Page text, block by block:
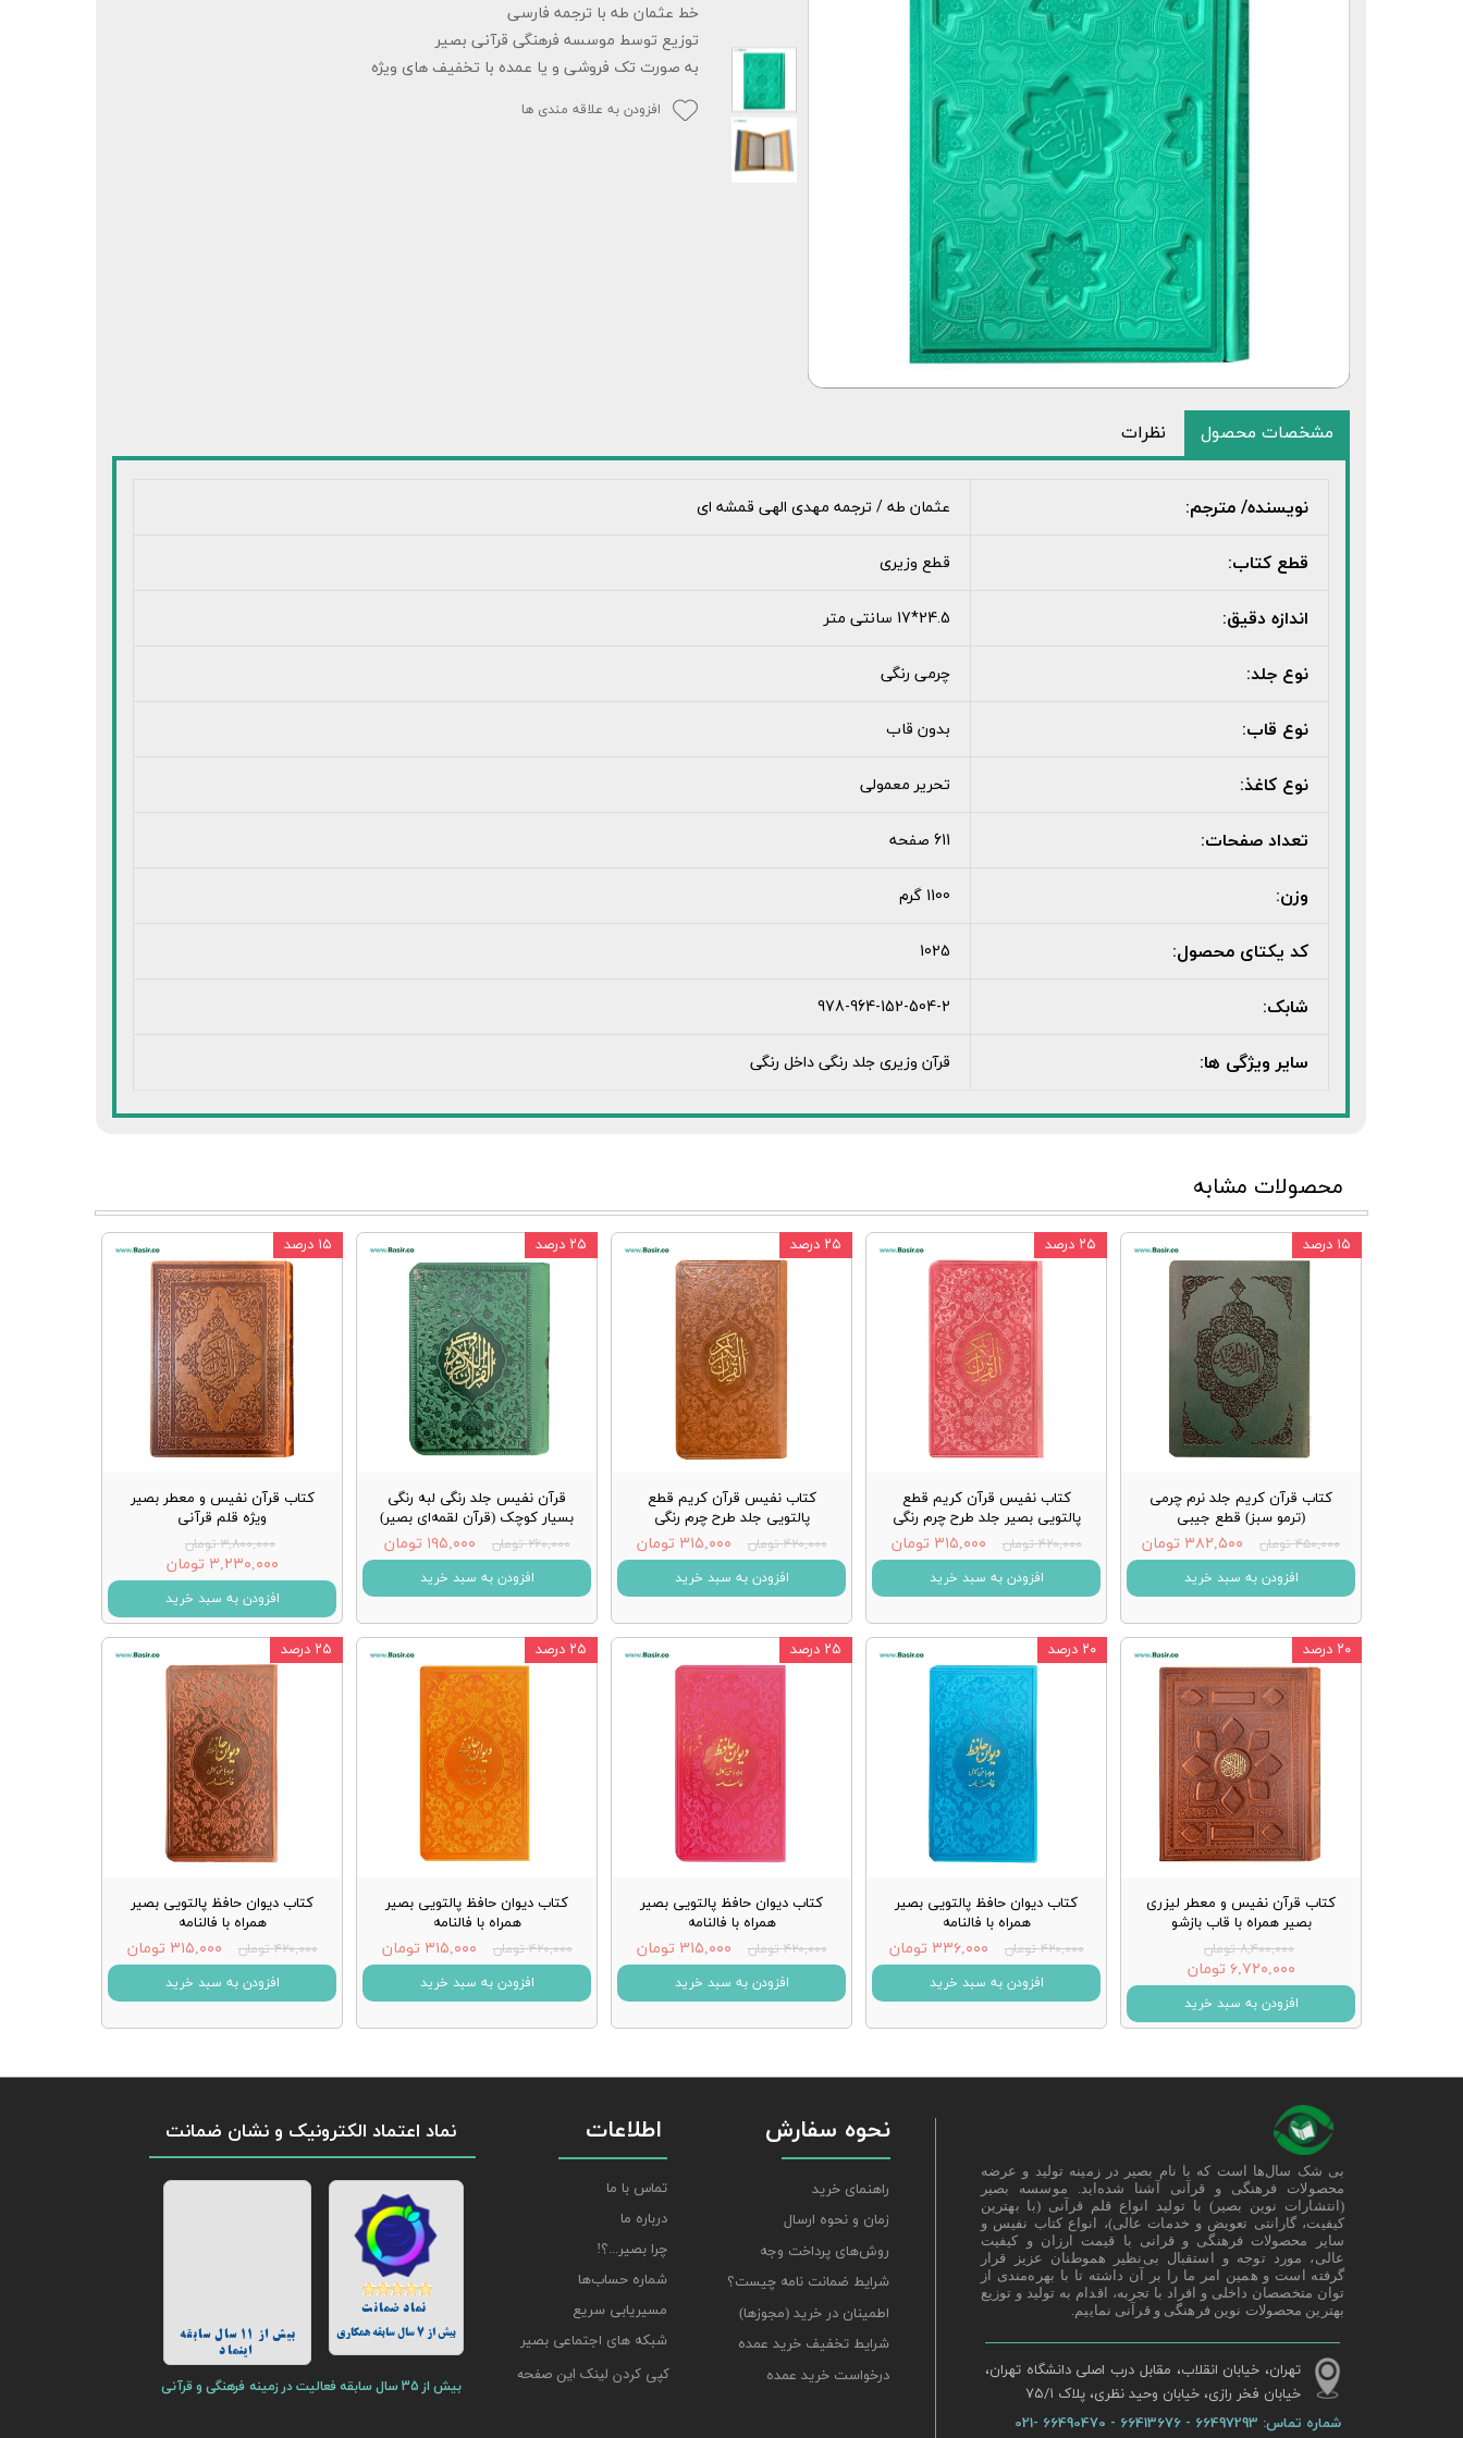
خط عثمان طه با ترجمه فارسی
توزیع توسط موسسه فرهنگی قرآنی بصیر
به صورت تک فروشی و یا عمده با تخفیف های ویژه
افزودن به علاقه مندی ها
مشخصات محصول نظرات
نویسنده/ مترجم: عثمان طه / ترجمه مهدی الهی قمشه ای
قطع کتاب: قطع وزیری
اندازه دقیق: 24.5*17 سانتی متر
نوع جلد: چرمی رنگی
نوع قاب: بدون قاب
نوع کاغذ: تحریر معمولی
تعداد صفحات: 611 صفحه
وزن: 1100 گرم
کد یکتای محصول: 1025
شابک: 978-964-152-504-2
سایر ویژگی ها: قرآن وزیری جلد رنگی داخل رنگی
محصولات مشابه
کتاب قرآن کریم جلد نرم چرمی
(ترمو سبز) قطع جیبی
۴۵۰,۰۰۰ تومان ۳۸۲,۵۰۰ تومان
افزودن به سبد خرید
۱۵ درصد
کتاب نفیس قرآن کریم قطع
پالتویی بصیر جلد طرح چرم رنگی
۴۲۰,۰۰۰ تومان ۳۱۵,۰۰۰ تومان
افزودن به سبد خرید
۲۵ درصد
کتاب نفیس قرآن کریم قطع
پالتویی جلد طرح چرم رنگی
۴۲۰,۰۰۰ تومان ۳۱۵,۰۰۰ تومان
افزودن به سبد خرید
۲۵ درصد
قرآن نفیس جلد رنگی لبه رنگی
بسیار کوچک (قرآن لقمه‌ای بصیر)
۲۶۰,۰۰۰ تومان ۱۹۵,۰۰۰ تومان
افزودن به سبد خرید
۲۵ درصد
کتاب قرآن نفیس و معطر بصیر
ویژه قلم قرآنی
۳,۸۰۰,۰۰۰ تومان
۳,۲۳۰,۰۰۰ تومان
افزودن به سبد خرید
۱۵ درصد
کتاب قرآن نفیس و معطر لیزری
بصیر همراه با قاب بازشو
۸,۴۰۰,۰۰۰ تومان
۶,۷۲۰,۰۰۰ تومان
افزودن به سبد خرید
۲۰ درصد
کتاب دیوان حافظ پالتویی بصیر
همراه با فالنامه
۴۲۰,۰۰۰ تومان ۳۳۶,۰۰۰ تومان
افزودن به سبد خرید
۲۰ درصد
کتاب دیوان حافظ پالتویی بصیر
همراه با فالنامه
۴۲۰,۰۰۰ تومان ۳۱۵,۰۰۰ تومان
افزودن به سبد خرید
۲۵ درصد
کتاب دیوان حافظ پالتویی بصیر
همراه با فالنامه
۴۲۰,۰۰۰ تومان ۳۱۵,۰۰۰ تومان
افزودن به سبد خرید
۲۵ درصد
کتاب دیوان حافظ پالتویی بصیر
همراه با فالنامه
۴۲۰,۰۰۰ تومان ۳۱۵,۰۰۰ تومان
افزودن به سبد خرید
۲۵ درصد
نحوه سفارش
راهنمای خرید
زمان و نحوه ارسال
روش‌های پرداخت وجه
شرایط ضمانت نامه چیست؟
اطمینان در خرید (مجوزها)
شرایط تخفیف خرید عمده
درخواست خرید عمده
نماد اعتماد الکترونیک و نشان ضمانت
بیش از 11 سال سابقه
اینماد
بیش از 35 سال سابقه فعالیت در زمینه فرهنگی و قرآنی
بیش از 7 سال سابقه همکاری
اطلاعات
تماس با ما
درباره ما
چرا بصیر...؟!
شماره حساب‌ها
مسیریابی سریع
شبکه های اجتماعی بصیر
تهران، خیابان انقلاب، مقابل درب اصلی دانشگاه تهران،
خیابان فخر رازی، خیابان وحید نظری، پلاک ۷۵/۱​​​​​​​
شماره تماس:
بی شک سال‌ها است که با نام بصیر در زمینه تولید و عرضه
محصولات فرهنگی و قرآنی آشنا شده‌اید. موسسه بصیر
(انتشارات نوین بصیر) با تولید انواع قلم قرآنی (با بهترین
کیفیت، گارانتی تعویض و خدمات عالی)، انواع کتاب نفیس و
سایر محصولات فرهنگی و قرانی با قیمت ارزان و کیفیت
عالی، مورد توجه و استقبال بی‌نظیر هموطنان عزیز قرار
گرفته است و همین امر ما را بر آن داشته تا با بهره‌مندی از
توان متخصصان داخلی و افراد با تجربه، اقدام به تولید و توزیع
بهترین محصولات نوین فرهنگی و قرآنی نماییم.
کپی کردن لینک این صفحه